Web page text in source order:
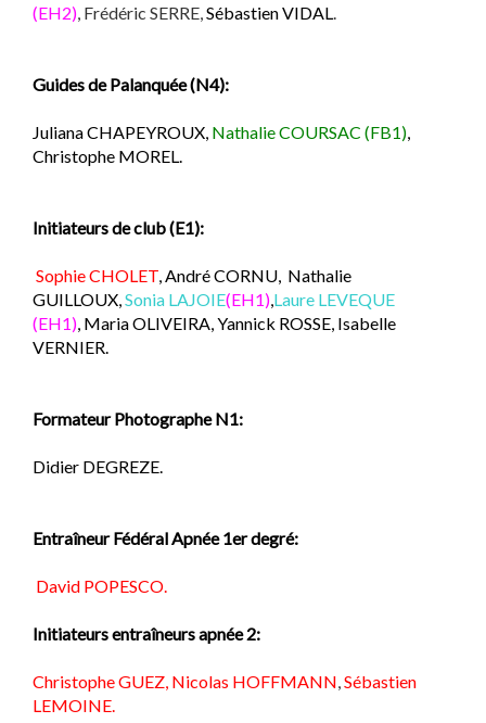
(EH2), Frédéric SERRE,Sébastien VIDAL.
Guides de Palanquée (N4):
Juliana CHAPEYROUX, Nathalie COURSAC (FB1),
Christophe MOREL.
Initiateurs de club (E1):
Sophie CHOLET, André CORNU, Nathalie
GUILLOUX,Sonia LAJOIE(EH1),Laure LEVEQUE
(EH1), Maria OLIVEIRA,Yannick ROSSE, Isabelle
VERNIER.
Formateur Photographe N1:
Didier DEGREZE.
Entraîneur Fédéral Apnée 1er degré:
David POPESCO.
Initiateurs entraîneurs apnée 2:
Christophe GUEZ, Nicolas HOFFMANN,Sébastien
LEMOINE.